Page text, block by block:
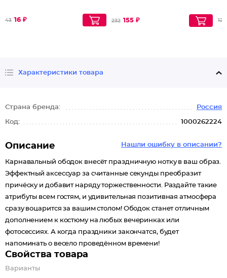
43 16 ₽ 232 155 ₽ 128
Характеристики товара
Страна бренда: Россия
Код: 1000262224
Нашли ошибку в описании?
Описание
Карнавальный ободок внесёт праздничную нотку в ваш образ.
Эффектный аксессуар за считанные секунды преобразит
причёску и добавит наряду торжественности. Раздайте такие
атрибуты всем гостям, и удивительная позитивная атмосфера
сразу воцарится за вашим столом! Ободок станет отличным
дополнением к костюму на любых вечеринках или
фотосессиях. А когда праздники закончатся, будет
напоминать о весело проведённом времени!
Свойства товара
Варианты